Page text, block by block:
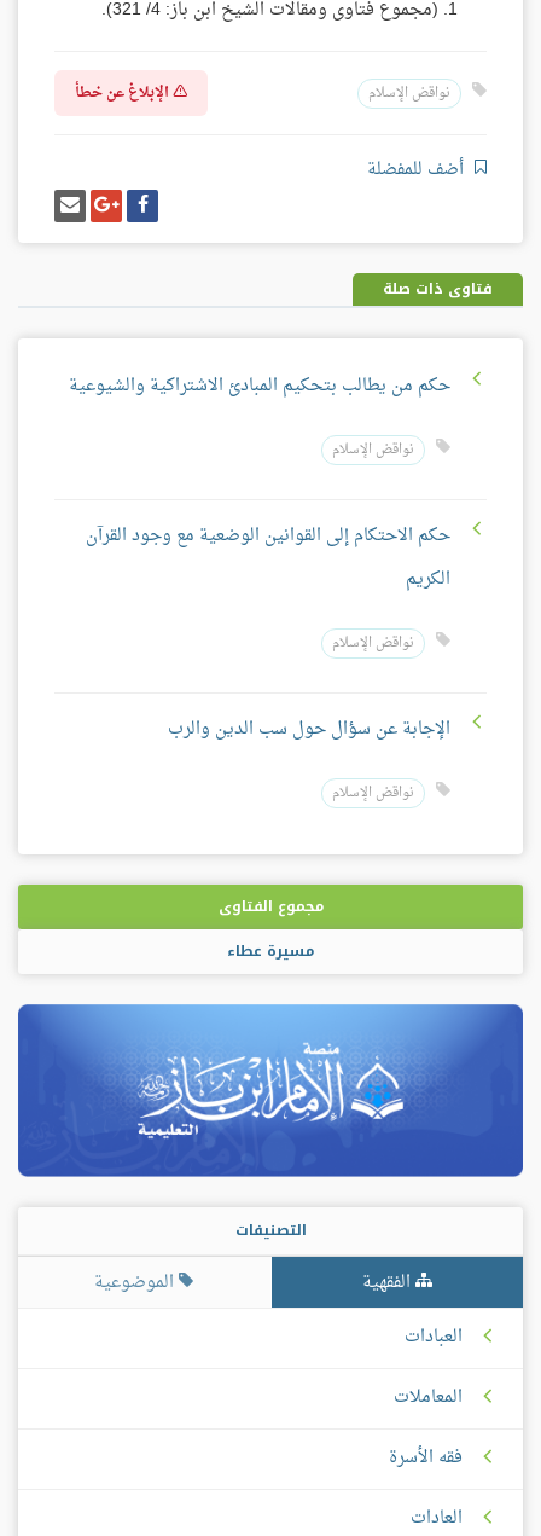
(مجموع فتاوى ومقالات الشيخ ابن باز: 4/ 321).
نواقض الإسلام الإبلاغ عن خطأ
أضف للمفضلة
شارك
على
فيسبوك
شارك
على
غوغل
بلس
إرسل
إيميل
فتاوى ذات صلة
حكم من يطالب بتحكيم المبادئ الاشتراكية والشيوعية
نواقض الإسلام
حكم الاحتكام إلى القوانين الوضعية مع وجود القرآن
الكريم
نواقض الإسلام
الإجابة عن سؤال حول سب الدين والرب
نواقض الإسلام
مجموع الفتاوى
مسيرة عطاء
التصنيفات
الفقهية
الموضوعية
العبادات
المعاملات
فقه الأسرة
العادات